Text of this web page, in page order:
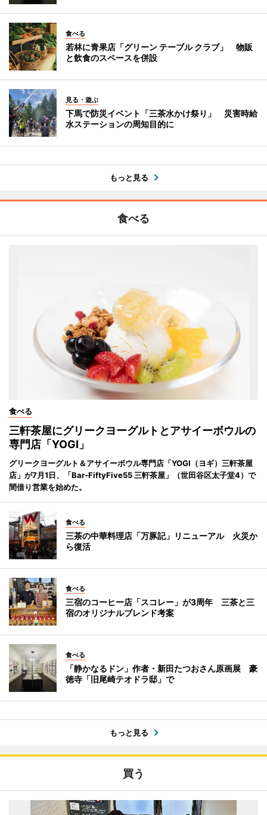
食べる
若林に青果店「グリーン テーブル クラブ」 物販
と飲食のスペースを併設
見る・遊ぶ
下馬で防災イベント「三茶水かけ祭り」 災害時給
水ステーションの周知目的に
もっと見る
食べる
食べる
三軒茶屋にグリークヨーグルトとアサイーボウルの
専門店「YOGI」
グリークヨーグルト＆アサイーボウル専門店「YOGI（ヨギ）三軒茶屋
店」が7月1日、「Bar-FiftyFive55 三軒茶屋」（世田谷区太子堂4）で
間借り営業を始めた。
食べる
三茶の中華料理店「万豚記」リニューアル 火災か
ら復活
食べる
三宿のコーヒー店「スコレー」が3周年 三茶と三
宿のオリジナルブレンド考案
食べる
「静かなるドン」作者・新田たつおさん原画展 豪
徳寺「旧尾崎テオドラ邸」で
もっと見る
買う